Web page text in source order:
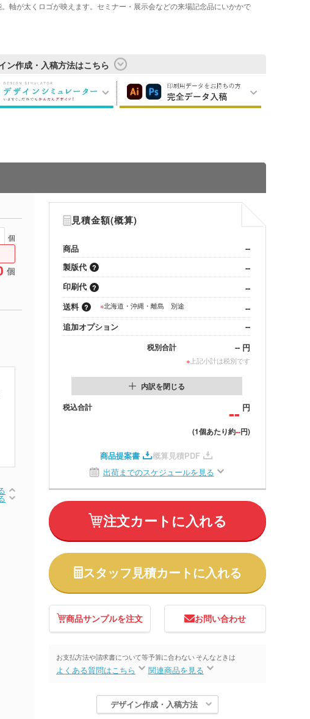
軸が太くロゴが映えます。セミナー・展示会などの来場記念品にいかかで
ン作成・入稿方法はこちら
個
個
見積金額(概算)
商品
--
製版代
--
印刷代
--
送料
※北海道・沖縄・離島 別途
--
追加オプション
--
税別合計 -- 円
※ 上記小計は税別です
内訳を閉じる
税込合計
-- 円
(1個あたり約--円)
商品提案書
概算見積PDF
出荷までのスケジュールを見る
注文カートに入れる
スタッフ見積カートに入れる
商品サンプルを注文 お問い合わせ
お支払方法や請求書について等
よくある質問はこちら
予算に合わない そんなときは
関連商品を見る
デザイン作成・入稿方法